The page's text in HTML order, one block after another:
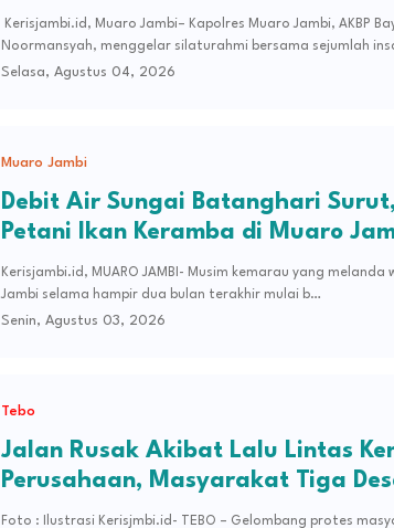
Insan Pers
Kerisjambi.id, Muaro Jambi– Kapolres Muaro Jambi, AKBP
Noormansyah, menggelar silaturahmi bersama sejumlah
Selasa, Agustus 04, 2026
Muaro Jambi
Debit Air Sungai Batanghari
Petani Ikan Keramba di Muaro
Merugi
Kerisjambi.id, ​MUARO JAMBI- Musim kemarau yang melanda
Jambi selama hampir dua bulan terakhir mulai b…
Senin, Agustus 03, 2026
Tebo
Jalan Rusak Akibat Lalu Lintas
Perusahaan, Masyarakat Tiga
Tebo Ilir Bakal Blokade Jalan
Foto : Ilustrasi Kerisjmbi.id- TEBO – Gelombang protes